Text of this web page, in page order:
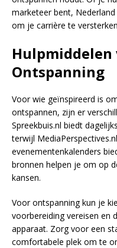
marketeer bent,
om je carrière te
Hulpmiddelen
Ontspanning
Voor wie geïnspireerd is
ontspannen, zijn er
Spreekbuis.nl biedt
terwijl
evenementenkalenders
bronnen helpen je om op
kansen.
Voor ontspanning kun je
voorbereiding vereisen en
apparaat. Zorg voor een
comfortabele plek om te